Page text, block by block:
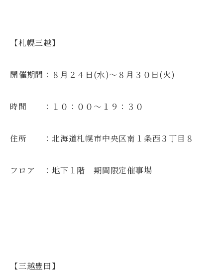
【札幌三越】
開催期間：８月２４日(水)～８月３０日(火)
時間 ：１０：００～１９：３０
住所 ：北海道札幌市中央区南１条西３丁目８
フロア ：地下１階 期間限定催事場
【三越豊田】